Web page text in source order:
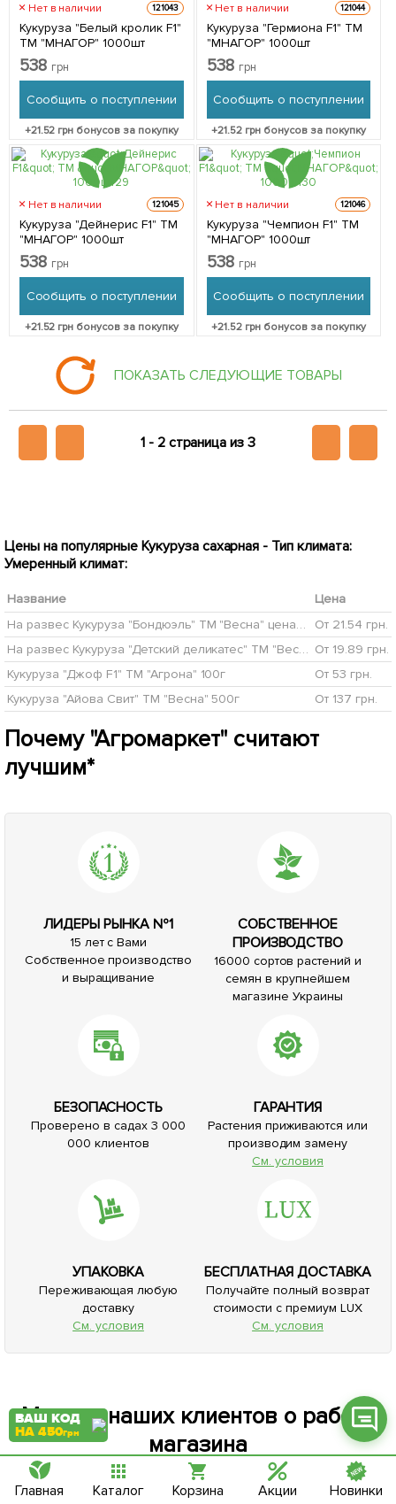
Нет в наличии 121043
Кукуруза "Белый кролик F1"
ТМ "МНАГОР" 1000шт
538 грн
Сообщить о поступлении
+21.52 грн бонусов за покупку
Нет в наличии 121044
Кукуруза "Гермиона F1" ТМ
"МНАГОР" 1000шт
538 грн
Сообщить о поступлении
+21.52 грн бонусов за покупку
Нет в наличии 121045
Кукуруза "Дейнерис F1" ТМ
"МНАГОР" 1000шт
538 грн
Сообщить о поступлении
+21.52 грн бонусов за покупку
Нет в наличии 121046
Кукуруза "Чемпион F1" ТМ
"МНАГОР" 1000шт
538 грн
Сообщить о поступлении
+21.52 грн бонусов за покупку
ПОКАЗАТЬ СЛЕДУЮЩИЕ ТОВАРЫ
1 - 2 страница из 3
Цены на популярные Кукуруза сахарная - Тип климата:
Умеренный климат:
Название
Цена
На развес Кукуруза "Бондюэль" ТМ "Весна" цена за 40г
От 21.54 грн.
На развес Кукуруза "Детский деликатес" ТМ "Весна" цена за 40г От 19.89 грн.
Кукуруза "Джоф F1" ТМ "Агрона" 100г
От 53 грн.
Кукуруза "Айова Свит" ТМ "Весна" 500г
От 137 грн.
Почему "Агромаркет" считают
лучшим*
ЛИДЕРЫ РЫНКА №1
15 лет с Вами
Собственное производство
и выращивание
СОБСТВЕННОЕ
ПРОИЗВОДСТВО
16000 сортов растений и
семян в крупнейшем
магазине Украины
БЕЗОПАСНОСТЬ
Проверено в садах 3 000
000 клиентов
ГАРАНТИЯ
Растения приживаются или
производим замену
См. условия
УПАКОВКА
Переживающая любую
доставку
См. условия
БЕСПЛАТНАЯ ДОСТАВКА
Получайте полный возврат
стоимости с премиум LUX
См. условия
Мнение наших клиентов о работе
магазина
Написать отзыв
Фейсбук
Вайбер
Інстаграм
ВАШ КОД
НА 450грн
Главная Каталог Корзина Акции Новинки